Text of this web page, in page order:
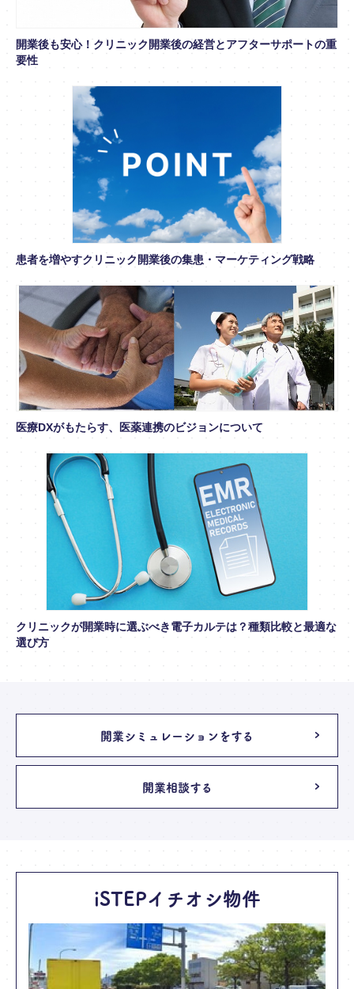
開業後も安心！クリニック開業後の経営とアフターサポートの重
要性
患者を増やすクリニック開業後の集患・マーケティング戦略
医療DXがもたらす、医薬連携のビジョンについて
クリニックが開業時に選ぶべき電子カルテは？種類比較と最適な
選び方
開業シミュレーションをする
開業相談する
iSTEPイチオシ物件